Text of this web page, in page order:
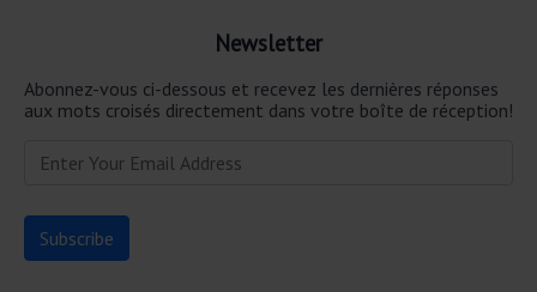
Newsletter
Abonnez-vous ci-dessous et recevez les dernières réponses
aux mots croisés directement dans votre boîte de réception!